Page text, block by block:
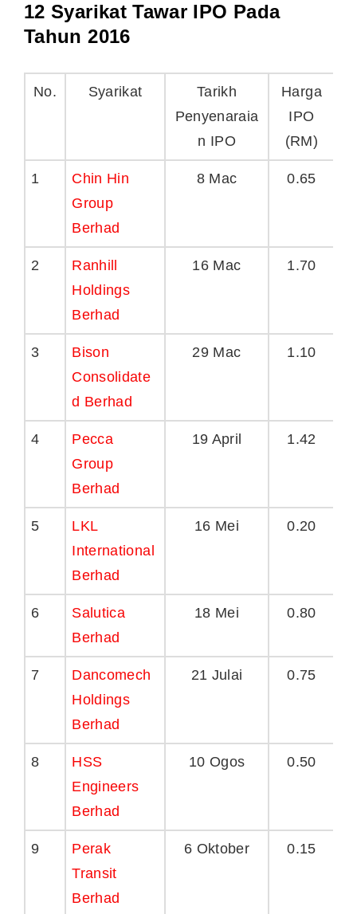
12 Syarikat Tawar IPO Pada
Tahun 2016
No. Syarikat
Tarikh
Penyenaraia
n IPO
Harga
IPO
(RM)
1
Chin Hin
Group
Berhad
8 Mac 0.65
2
Ranhill
Holdings
Berhad
16 Mac 1.70
3
Bison
Consolidate
d Berhad
29 Mac 1.10
4
Pecca
Group
Berhad
19 April 1.42
5
LKL
International
Berhad
16 Mei 0.20
6
Salutica
Berhad
18 Mei 0.80
7
Dancomech
Holdings
Berhad
21 Julai 0.75
8
HSS
Engineers
Berhad
10 Ogos 0.50
9
Perak
Transit
Berhad
6 Oktober 0.15